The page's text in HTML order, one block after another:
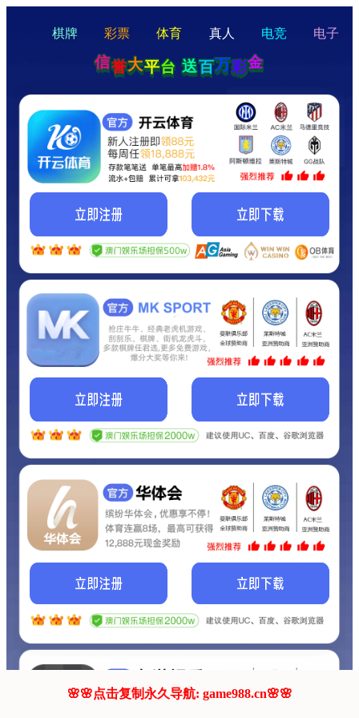
hello
Hey Guys!
我们即将上线啦...
我们的网站正在建设.
它将是非常棒的网站.
联系我们!